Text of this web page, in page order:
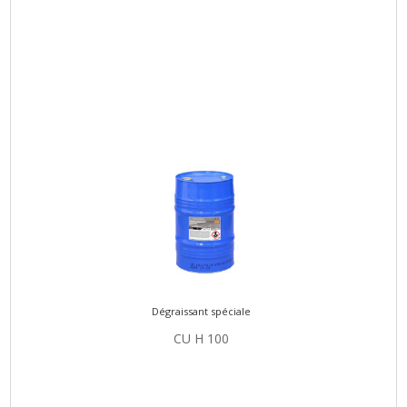
Dégraissant spéciale
CU H 100